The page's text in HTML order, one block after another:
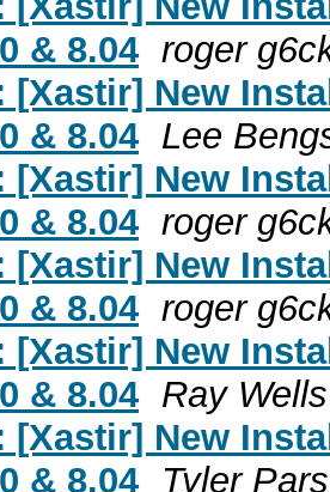
& 8.04 roger
[Xastir] New
& 8.04 Lee
[Xastir] New
& 8.04 roger
[Xastir] New
& 8.04 roger
[Xastir] New
& 8.04 Ray Wells
[Xastir] New
& 8.04
Tyler